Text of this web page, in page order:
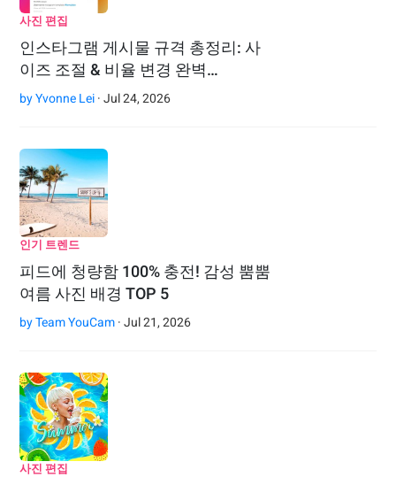
사진 편집
인스타그램 게시물 규격 총정리: 사
이즈 조절 & 비율 변경 완벽…
byYvonne Lei · Jul 24, 2026
인기 트렌드
피드에 청량함 100% 충전! 감성 뿜뿜
여름 사진 배경 TOP 5
byTeam YouCam · Jul 21, 2026
사진 편집